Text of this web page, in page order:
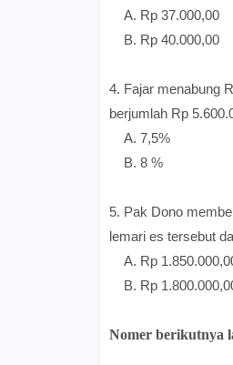
A. Rp
B. Rp
4. Fajar menabung
berjumlah Rp
A. 7,5%
B. 8 %
5. Pak Dono
lemari es tersebut
A. Rp
B. Rp
Nomer berikutnya